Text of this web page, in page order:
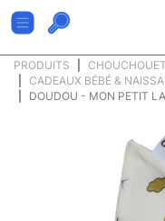
PRODUITS
CADEAUX BÉBÉ &
DOUDOU - MON PETIT